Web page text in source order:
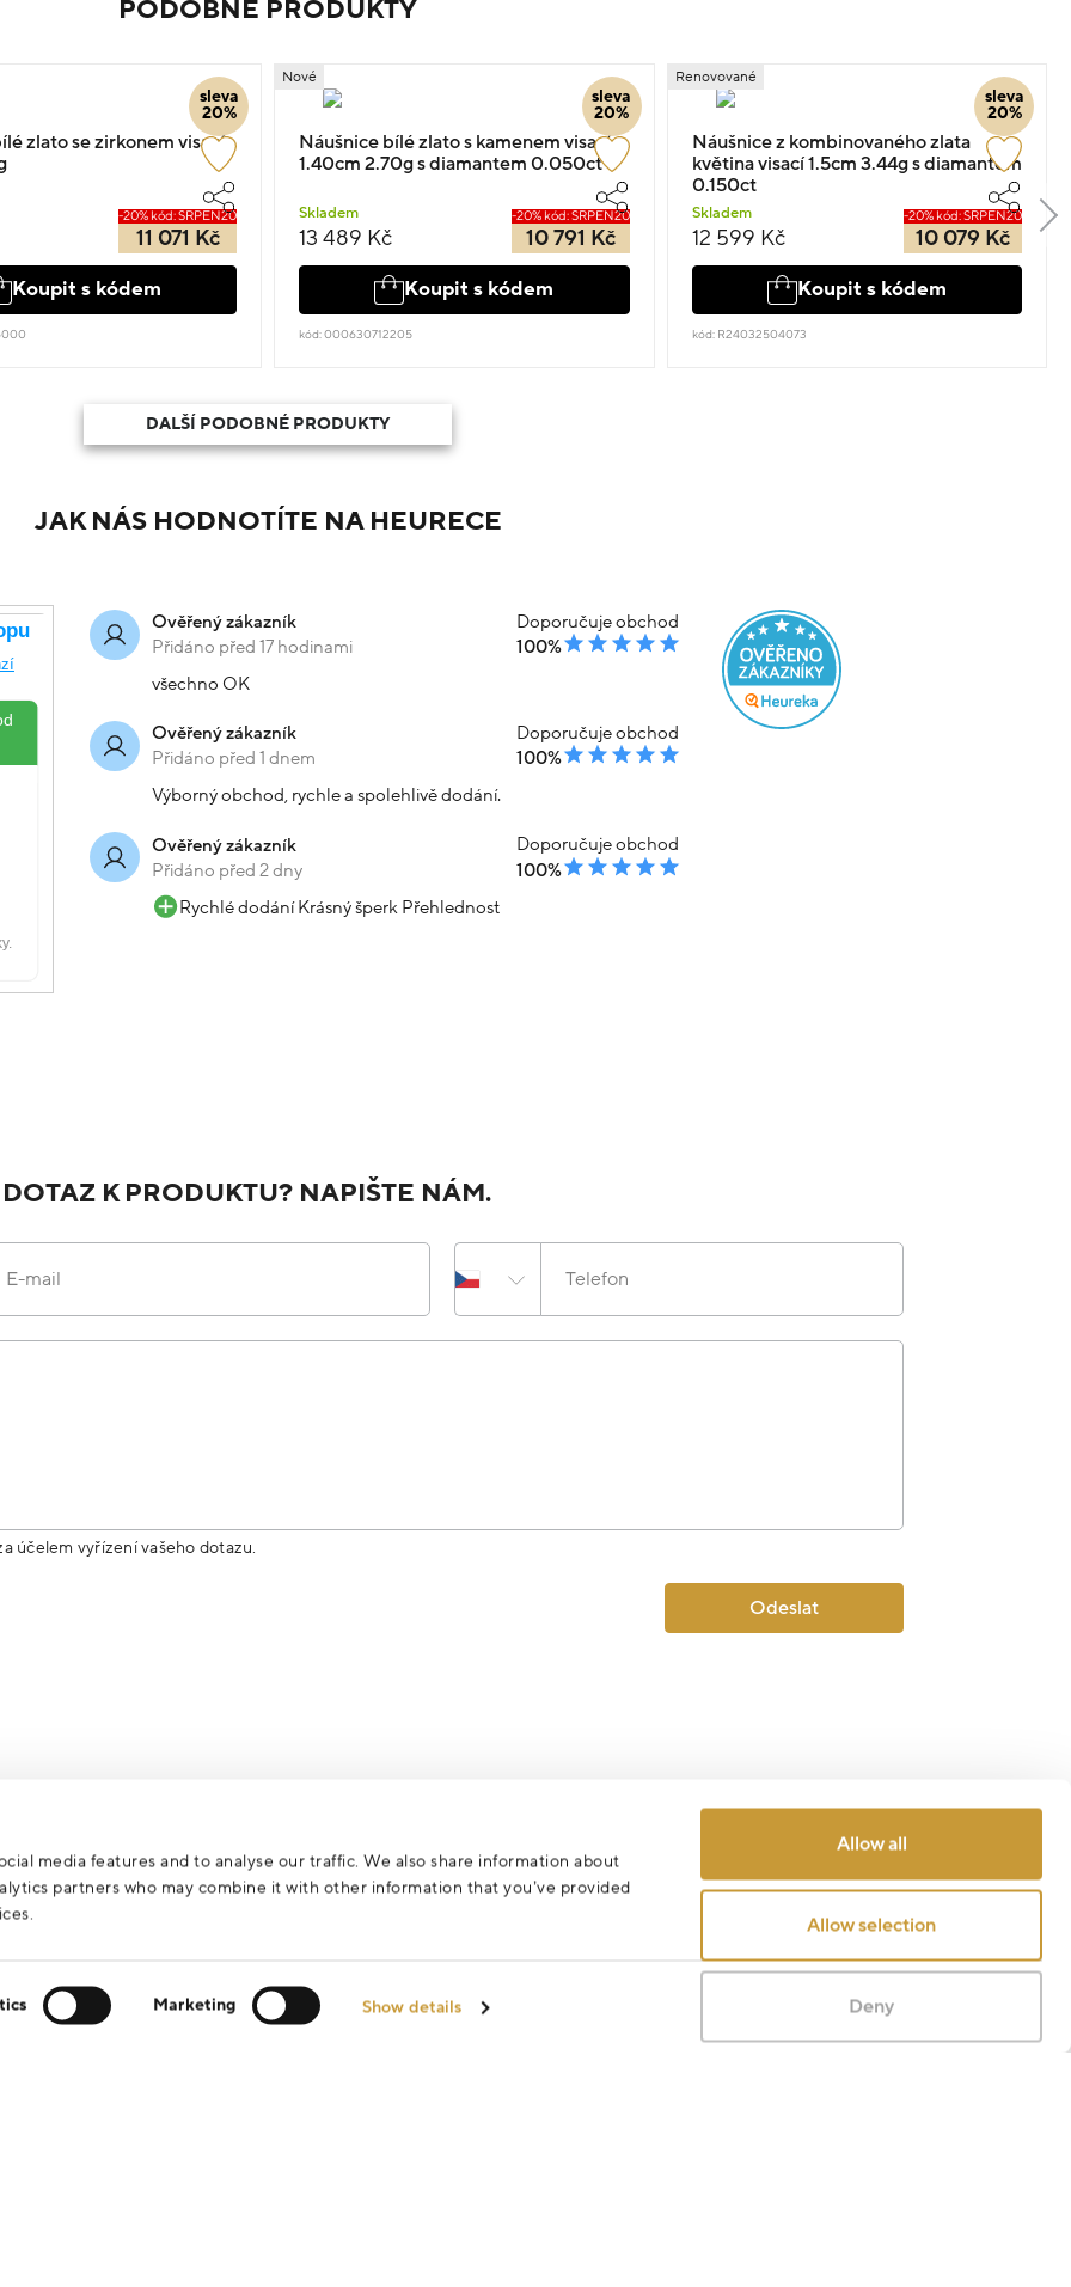
media features and to analyse our traffic. We also share information about
partners who may combine it with other information that you’ve provided
Marketing Show details
Allow all
Allow selection
Deny
PODOBNÉ PRODUKTY
sleva
20%
zlato se zirkonem visací
-20% kód: SRPEN20
11 071 Kč
Koupit s kódem
sleva
20%
Nové
Náušnice bílé zlato s kamenem visací
1.40cm 2.70g s diamantem 0.050ct
Skladem
13 489 Kč
-20% kód: SRPEN20
10 791 Kč
Koupit s kódem
kód: 000630712205
sleva
20%
Renovované
Náušnice z kombinovaného zlata
květina visací 1.5cm 3.44g s diamantem
0.150ct
Skladem
12 599 Kč
-20% kód: SRPEN20
10 079 Kč
Koupit s kódem
kód: R24032504073
DALŠÍ PODOBNÉ PRODUKTY
JAK NÁS HODNOTÍTE NA HEURECE
Ověřený zákazník
Přidáno před 17 hodinami
Doporučuje obchod
100%
všechno OK
Ověřený zákazník
Přidáno před 1 dnem
Doporučuje obchod
100%
Výborný obchod, rychle a spolehlivě dodání.
Ověřený zákazník
Přidáno před 2 dny
Doporučuje obchod
100%
Rychlé dodání Krásný šperk Přehlednost
K PRODUKTU? NAPIŠTE NÁM.
E-mail Telefon
účelem vyřízení vašeho dotazu.
Odeslat